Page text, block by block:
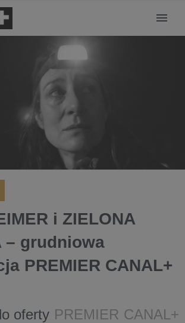
i ZIELONA
– grudniowa
PREMIER CANAL+
oferty PREMIER CANAL+